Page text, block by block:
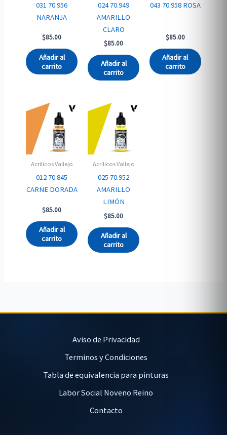
031 70.956
NARANJA
$85.00
Añadir al
carrito
024 70.949
AMARILLO
CLARO
$85.00
Añadir al
carrito
043 70.958 ROSA
$85.00
Añadir al
carrito
Acrilicos Vallejo
012 70.845
CARNE DORADA
$85.00
Añadir al
carrito
Acrilicos Vallejo
025 70.952
AMARILLO
LIMÓN
$85.00
Añadir al
carrito
Aviso de Privacidad
Terminos y Condiciones
Tabla de equivalencia para pinturas
Labor Social Noveno Reino
Contacto